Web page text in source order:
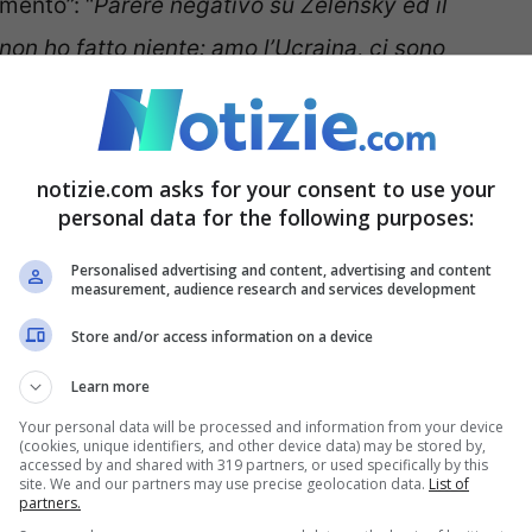
ho fatto niente: amo l’Ucraina, ci sono
suo popolo.Dicono di essere democratici, poi
tuo paese quando ti sto aiutando? Non è
pensiero nei confronti di : “ Io non sto
si fa ancora la guerra, solo il termine mi fa
ma la colpa è che non abbiamo
segretario di stato americano Kissinger
“.
anche di Berlusconi: “I conflitti
terza mondiale. Lui potrebbe fare molto da
Forza Italia, ma ci vuole un mandato da
notizie.com asks for your consent to use your
personal data for the following purposes:
Personalised advertising and content, advertising and content
measurement, audience research and services development
Store and/or access information on a device
Learn more
Your personal data will be processed and information from your device
(cookies, unique identifiers, and other device data) may be stored by,
accessed by and shared with 319 partners, or used specifically by this
site. We and our partners may use precise geolocation data. List of
partners.